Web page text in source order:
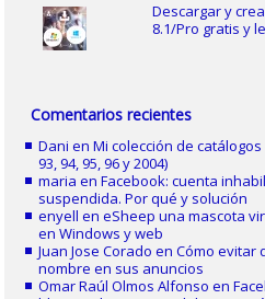
Descargar y
8.1/Pro gratis y
Comentarios recientes
Dani enMi colección de
93, 94, 95, 96 y 2004)
maria enFacebook: cuenta
suspendida. Por qué y solución
enyell eneSheep una mascota
en Windows y web
Juan Jose Corado enCómo evitar
nombre en sus anuncios
Omar Raúl Olmos Alfonso en